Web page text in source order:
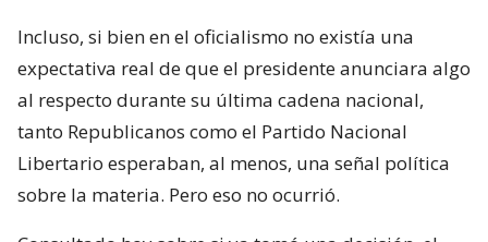
Incluso, si bien en el oficialismo no existía una
expectativa real de que el presidente anunciara algo
al respecto durante su última cadena nacional,
tanto Republicanos como el Partido Nacional
Libertario esperaban, al menos, una señal política
sobre la materia. Pero eso no ocurrió.